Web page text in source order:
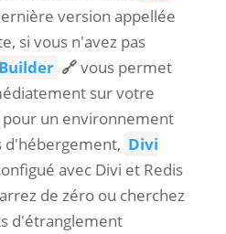
version appellée
si vous n'avez pas
🔗vous permet
sur votre
un environnement
d'hébergement, Divi
avec Divi et Redis
de zéro ou cherchez
d'étranglement